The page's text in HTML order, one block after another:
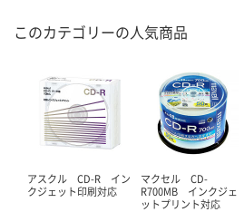
このカテゴリーの人気商品
アスクル CD-R イン
クジェット印刷対応
マクセル CD-
R700MB インクジェ
ットプリント対応